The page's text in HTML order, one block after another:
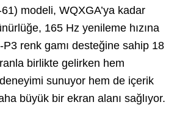
modeli, WQXGA’ya kadar
165 Hz yenileme hızına
renk gamı desteğine sahip 18
birlikte gelirken hem
sunuyor hem de içerik
büyük bir ekran alanı sağlıyor.